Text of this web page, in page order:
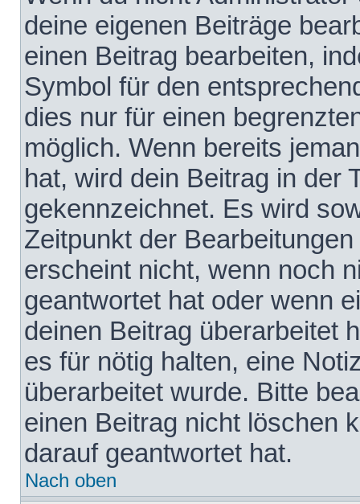
deine eigenen Beiträge
einen Beitrag bearbeiten,
Symbol für den
dies nur für einen
möglich. Wenn bereits
hat, wird dein Beitrag in der
gekennzeichnet. Es wird
Zeitpunkt der
erscheint nicht, wenn noch
geantwortet hat oder wenn
deinen Beitrag überarbeitet
es für nötig halten, eine
überarbeitet wurde. Bitte
einen Beitrag nicht löschen
darauf geantwortet hat.
Nach oben